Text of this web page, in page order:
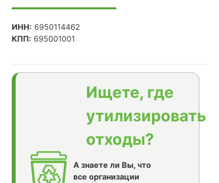
ИНН: 6950114462
КПП: 695001001
Ищете, где
утилизировать
отходы?
А знаете ли Вы, что
все организации